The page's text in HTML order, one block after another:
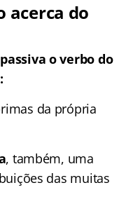
acerca do
passiva o verbo do
da própria
, também, uma
das muitas